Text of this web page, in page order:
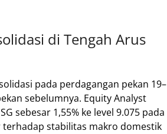
di Tengah Arus
pada perdagangan pekan 19–
sebelumnya. Equity Analyst
sebesar 1,55% ke level 9.075 pada
terhadap stabilitas makro domestik